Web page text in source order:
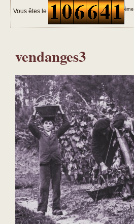
Vous êtes le ème
vendanges3